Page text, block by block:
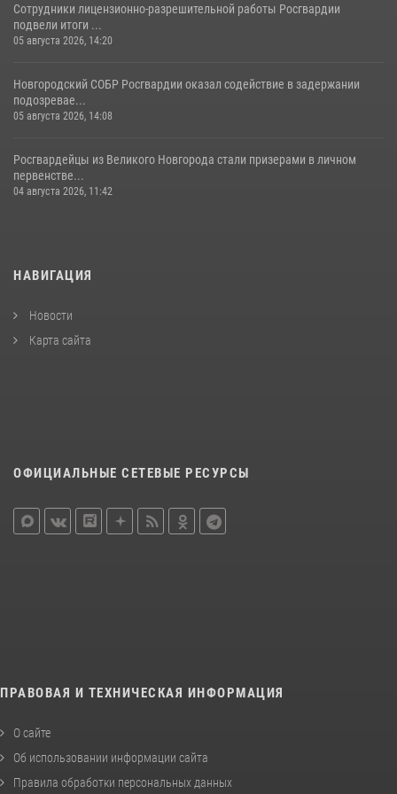
Сотрудники лицензионно-разрешительной работы Росгвардии
подвели итоги ...
05 августа 2026, 14:20
Новгородский СОБР Росгвардии оказал содействие в задержании
подозревае...
05 августа 2026, 14:08
Росгвардейцы из Великого Новгорода стали призерами в личном
первенстве...
04 августа 2026, 11:42
НАВИГАЦИЯ
Новости
Карта сайта
ОФИЦИАЛЬНЫЕ СЕТЕВЫЕ РЕСУРСЫ
ПРАВОВАЯ И ТЕХНИЧЕСКАЯ ИНФОРМАЦИЯ
О сайте
Об использовании информации сайта
Правила обработки персональных данных